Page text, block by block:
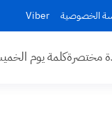
الخصوصية Viber
مختصرةكلمة يوم